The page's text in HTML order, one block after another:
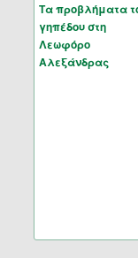
Τα προβλήματα
γηπέδου στη
Λεωφόρο
Αλεξάνδρας